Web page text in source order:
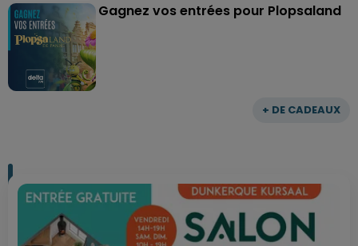
+ DE CADEAUX
Gagnez vos entrées pour Plopsaland